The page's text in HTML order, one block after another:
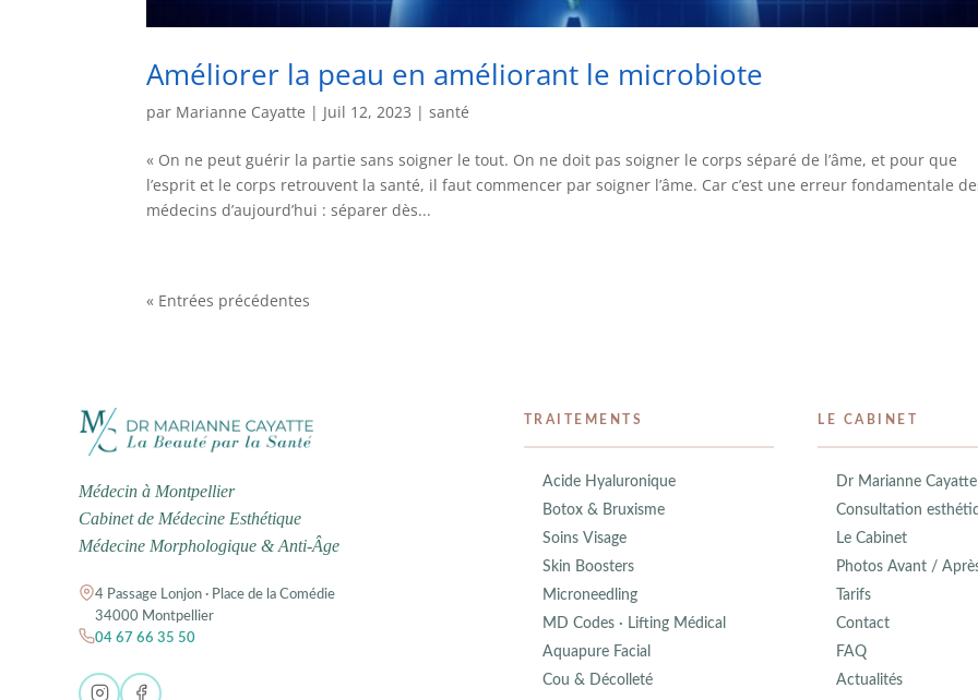
Améliorer la peau en améliorant le microbiote
par Marianne Cayatte | Juil 12, 2023 |santé
« On ne peut guérir la partie sans soigner le tout. On ne doit pas soigner le corps séparé de l’âme, et pour que
l’esprit et le corps retrouvent la santé, il faut commencer par soigner l’âme. Car c’est une erreur fondamentale
médecins d’aujourd’hui : séparer dès...
« Entrées précédentes
Médecin à Montpellier
Cabinet de Médecine Esthétique
Médecine Morphologique & Anti-Âge
4 Passage Lonjon · Place de la Comédie
34000 Montpellier
04 67 66 35 50
TRAITEMENTS
Acide Hyaluronique
Botox & Bruxisme
Soins Visage
Skin Boosters
Microneedling
MD Codes · Lifting Médical
Aquapure Facial
Cou & Décolleté
LE CABINET
Dr Marianne Cayatte
Consultation
Le Cabinet
Photos Avant /
Tarifs
Contact
FAQ
Actualités